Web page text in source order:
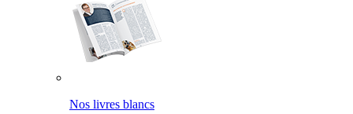
Nos livres blancs